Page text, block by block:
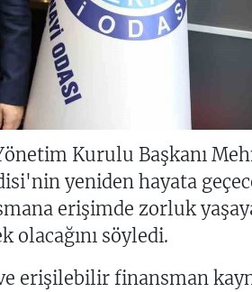
Kurulu Başkanı
yeniden hayata
erişimde zorluk
söyledi.
erişilebilir finansman